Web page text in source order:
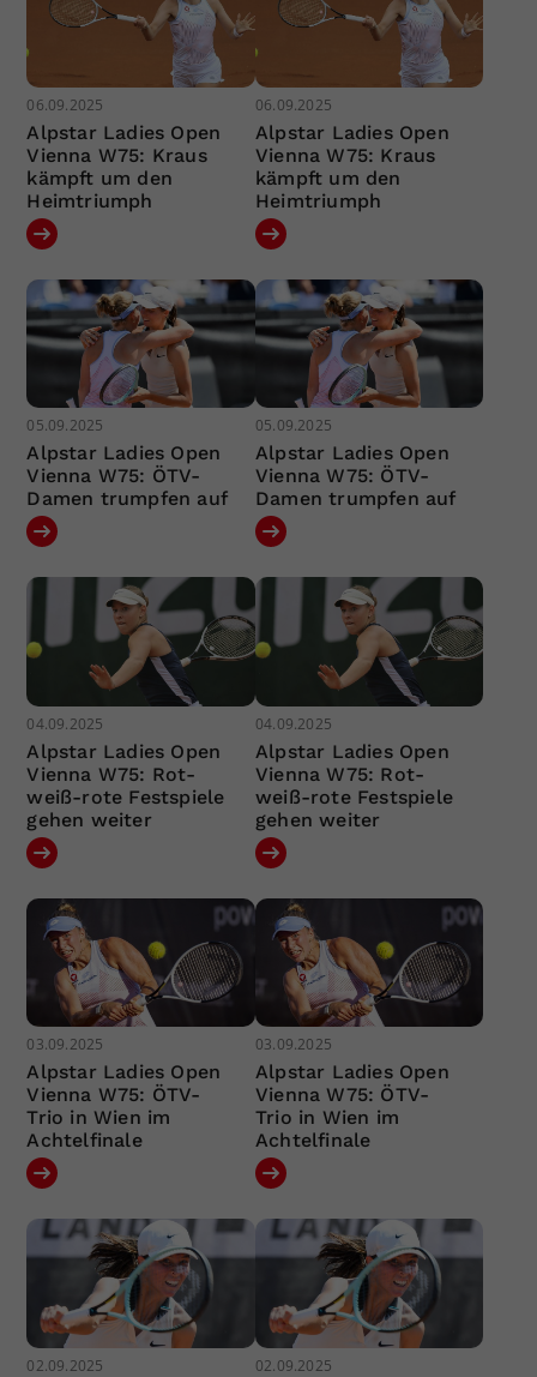
06.09.2025
Alpstar Ladies Open
Vienna W75: Kraus
kämpft um den
Heimtriumph
06.09.2025
Alpstar Ladies Open
Vienna W75: Kraus
kämpft um den
Heimtriumph
05.09.2025
Alpstar Ladies Open
Vienna W75: ÖTV-
Damen trumpfen auf
05.09.2025
Alpstar Ladies Open
Vienna W75: ÖTV-
Damen trumpfen auf
04.09.2025
Alpstar Ladies Open
Vienna W75: Rot-
weiß-rote Festspiele
gehen weiter
04.09.2025
Alpstar Ladies Open
Vienna W75: Rot-
weiß-rote Festspiele
gehen weiter
03.09.2025
Alpstar Ladies Open
Vienna W75: ÖTV-
Trio in Wien im
Achtelfinale
03.09.2025
Alpstar Ladies Open
Vienna W75: ÖTV-
Trio in Wien im
Achtelfinale
02.09.2025 02.09.2025